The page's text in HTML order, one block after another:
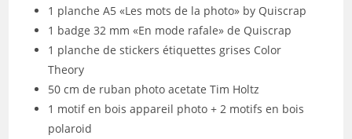
1 planche A5 «Les mots de la photo» by Quiscrap
1 badge 32 mm «En mode rafale» de Quiscrap
1 planche de stickers étiquettes grises Color
Theory
50 cm de ruban photo acetate Tim Holtz
1 motif en bois appareil photo + 2 motifs en bois
polaroid